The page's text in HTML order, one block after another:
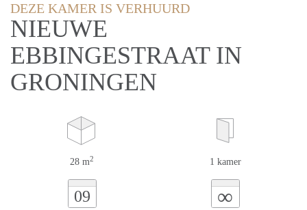
DEZE KAMER IS VERHUURD
NIEUWE
EBBINGESTRAAT IN
GRONINGEN
28 m2 1 kamer
09 ∞